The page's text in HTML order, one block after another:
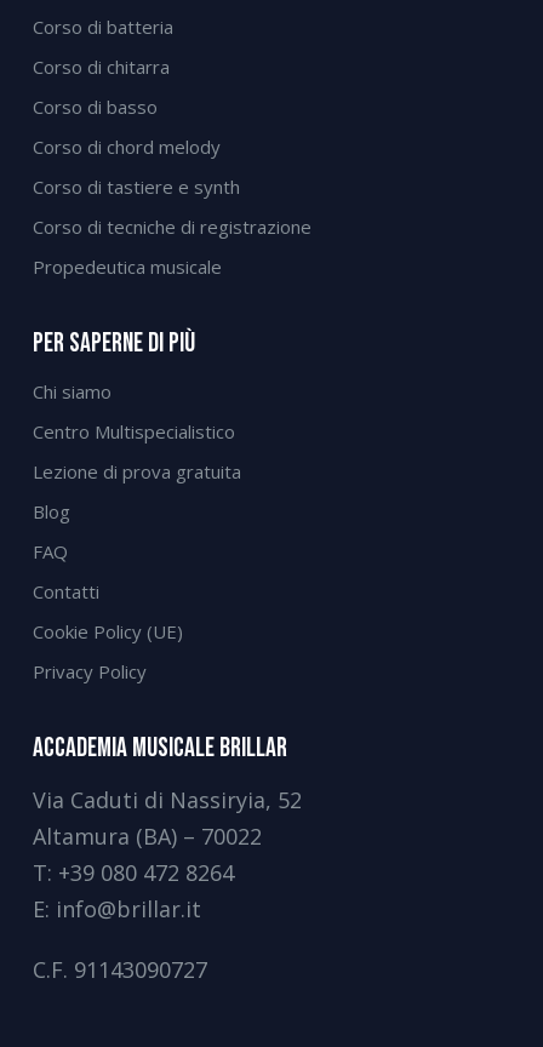
Corso di batteria
Corso di chitarra
Corso di basso
Corso di chord melody
Corso di tastiere e synth
Corso di tecniche di registrazione
Propedeutica musicale
Per Saperne Di Più
Chi siamo
Centro Multispecialistico
Lezione di prova gratuita
Blog
FAQ
Contatti
Cookie Policy (UE)
Privacy Policy
Accademia Musicale Brillar
Via Caduti di Nassiryia, 52
Altamura (BA) – 70022
T: +39 080 472 8264
E: info@brillar.it
C.F. 91143090727